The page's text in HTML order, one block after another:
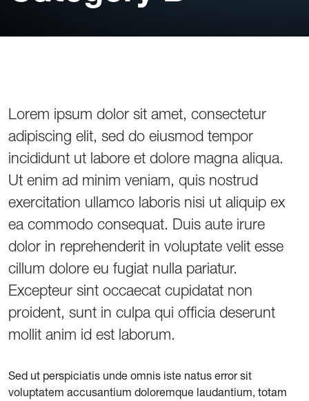
Lorem ipsum dolor sit amet, consectetur
adipiscing elit, sed do eiusmod tempor
incididunt ut labore et dolore magna aliqua.
Ut enim ad minim veniam, quis nostrud
exercitation ullamco laboris nisi ut aliquip ex
ea commodo consequat. Duis aute irure
dolor in reprehenderit in voluptate velit esse
cillum dolore eu fugiat nulla pariatur.
Excepteur sint occaecat cupidatat non
proident, sunt in culpa qui officia deserunt
mollit anim id est laborum.
Sed ut perspiciatis unde omnis iste natus error sit
voluptatem accusantium doloremque laudantium, totam